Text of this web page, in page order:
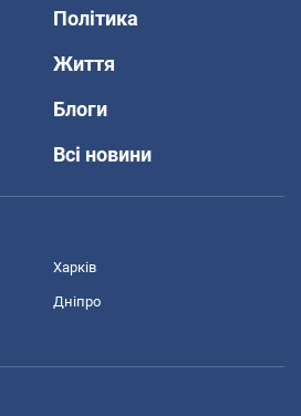
Політика
Життя
Блоги
Всі новини
Харків
Дніпро